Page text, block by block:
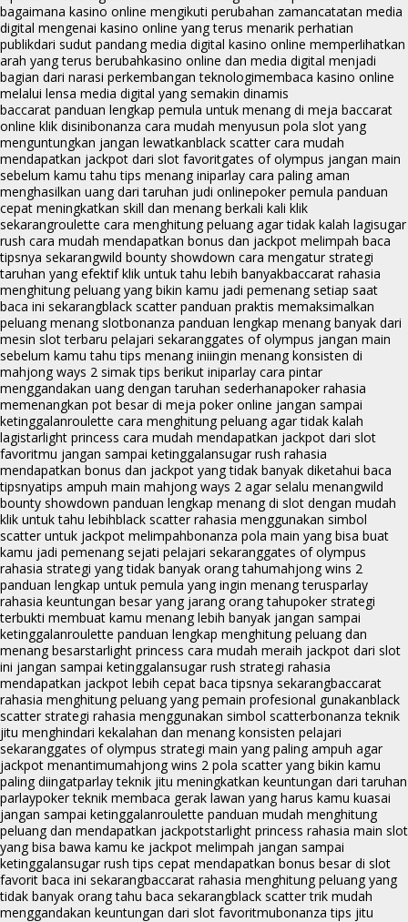
bagaimana kasino online mengikuti perubahan zamancatatan media
digital mengenai kasino online yang terus menarik perhatian
publikdari sudut pandang media digital kasino online memperlihatkan
arah yang terus berubahkasino online dan media digital menjadi
bagian dari narasi perkembangan teknologimembaca kasino online
melalui lensa media digital yang semakin dinamis
baccarat panduan lengkap pemula untuk menang di meja baccarat
online klik disinibonanza cara mudah menyusun pola slot yang
menguntungkan jangan lewatkanblack scatter cara mudah
mendapatkan jackpot dari slot favoritgates of olympus jangan main
sebelum kamu tahu tips menang iniparlay cara paling aman
menghasilkan uang dari taruhan judi onlinepoker pemula panduan
cepat meningkatkan skill dan menang berkali kali klik
sekarangroulette cara menghitung peluang agar tidak kalah lagisugar
rush cara mudah mendapatkan bonus dan jackpot melimpah baca
tipsnya sekarangwild bounty showdown cara mengatur strategi
taruhan yang efektif klik untuk tahu lebih banyakbaccarat rahasia
menghitung peluang yang bikin kamu jadi pemenang setiap saat
baca ini sekarangblack scatter panduan praktis memaksimalkan
peluang menang slotbonanza panduan lengkap menang banyak dari
mesin slot terbaru pelajari sekaranggates of olympus jangan main
sebelum kamu tahu tips menang iniingin menang konsisten di
mahjong ways 2 simak tips berikut iniparlay cara pintar
menggandakan uang dengan taruhan sederhanapoker rahasia
memenangkan pot besar di meja poker online jangan sampai
ketinggalanroulette cara menghitung peluang agar tidak kalah
lagistarlight princess cara mudah mendapatkan jackpot dari slot
favoritmu jangan sampai ketinggalansugar rush rahasia
mendapatkan bonus dan jackpot yang tidak banyak diketahui baca
tipsnyatips ampuh main mahjong ways 2 agar selalu menangwild
bounty showdown panduan lengkap menang di slot dengan mudah
klik untuk tahu lebihblack scatter rahasia menggunakan simbol
scatter untuk jackpot melimpahbonanza pola main yang bisa buat
kamu jadi pemenang sejati pelajari sekaranggates of olympus
rahasia strategi yang tidak banyak orang tahumahjong wins 2
panduan lengkap untuk pemula yang ingin menang terusparlay
rahasia keuntungan besar yang jarang orang tahupoker strategi
terbukti membuat kamu menang lebih banyak jangan sampai
ketinggalanroulette panduan lengkap menghitung peluang dan
menang besarstarlight princess cara mudah meraih jackpot dari slot
ini jangan sampai ketinggalansugar rush strategi rahasia
mendapatkan jackpot lebih cepat baca tipsnya sekarangbaccarat
rahasia menghitung peluang yang pemain profesional gunakanblack
scatter strategi rahasia menggunakan simbol scatterbonanza teknik
jitu menghindari kekalahan dan menang konsisten pelajari
sekaranggates of olympus strategi main yang paling ampuh agar
jackpot menantimumahjong wins 2 pola scatter yang bikin kamu
paling diingatparlay teknik jitu meningkatkan keuntungan dari taruhan
parlaypoker teknik membaca gerak lawan yang harus kamu kuasai
jangan sampai ketinggalanroulette panduan mudah menghitung
peluang dan mendapatkan jackpotstarlight princess rahasia main slot
yang bisa bawa kamu ke jackpot melimpah jangan sampai
ketinggalansugar rush tips cepat mendapatkan bonus besar di slot
favorit baca ini sekarangbaccarat rahasia menghitung peluang yang
tidak banyak orang tahu baca sekarangblack scatter trik mudah
menggandakan keuntungan dari slot favoritmubonanza tips jitu